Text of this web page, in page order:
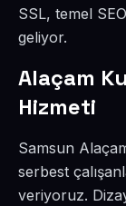
SSL, temel
geliyor.
Alaçam
Hizmeti
Samsun
serbest
veriyoruz.